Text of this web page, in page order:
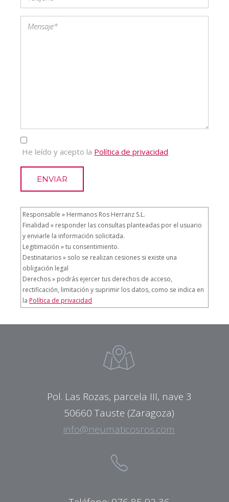
He leído y acepto la Política de privacidad
ENVIAR
Responsable » Hermanos Ros Herranz S.L.
Finalidad » responder las consultas planteadas por el usuario
y enviarle la información solicitada.
Legitimación » tu consentimiento.
Destinatarios » solo se realizan cesiones si existe una
obligación legal
Derechos » podrás ejercer tus derechos de acceso,
rectificación, limitación y suprimir los datos, como se indica en
laPolítica de privacidad
Pol. Las Rozas, parcela III, nave 3
50660 Tauste (Zaragoza)
info@neumaticosros.com